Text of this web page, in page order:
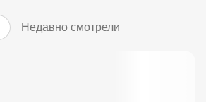
Недавно смотрели